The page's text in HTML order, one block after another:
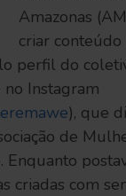
Amazonas
criar
perfil do
Instagram
), que
de
Enquanto
criadas com